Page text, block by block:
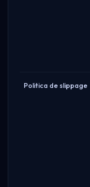
Politica de slippage